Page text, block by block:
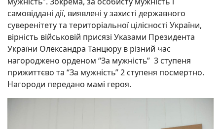
самовіддані дії, виявлені у захисті державного
суверенітету та територіальної цілісності України,
вірність військовій присязі Указами Президента
України Олександра Танцюру в різний час
нагороджено орденом “За мужність” 3 ступеня
прижиттєво та “За мужність” 2 ступеня посмертно.
Нагороди передано мамі героя.